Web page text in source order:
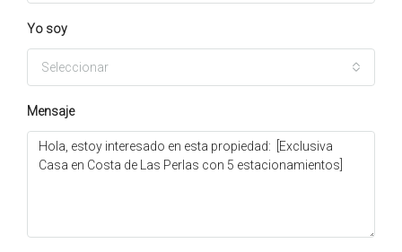
Yo soy
Seleccionar
Mensaje